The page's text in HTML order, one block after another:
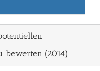
bewerten (2014)